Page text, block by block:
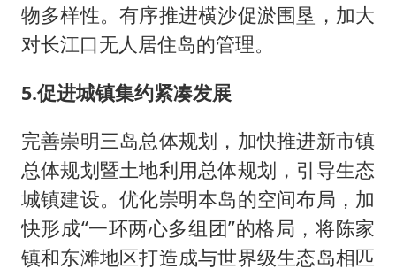
物多样性。有序推进横沙促淤围垦，加大
对长江口无人居住岛的管理。
5.促进城镇集约紧凑发展
完善崇明三岛总体规划，加快推进新市镇
总体规划暨土地利用总体规划，引导生态
城镇建设。优化崇明本岛的空间布局，加
快形成“一环两心多组团”的格局，将陈家
镇和东滩地区打造成与世界级生态岛相匹